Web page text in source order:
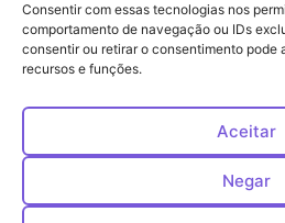
Consentir com essas tecnologias nos
comportamento de navegação ou IDs
consentir ou retirar o consentimento pode
recursos e funções.
Aceitar
Negar
Veros – Hospital